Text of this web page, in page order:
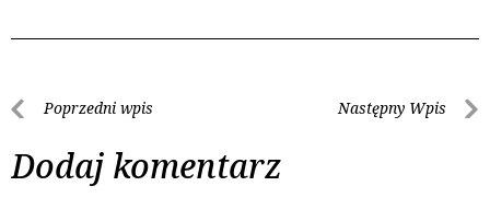
Poprzedni wpis Następny Wpis
Dodaj komentarz